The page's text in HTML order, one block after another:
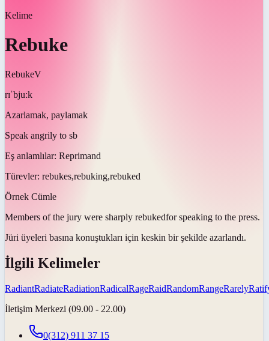
Kelime
Rebuke
RebukeV
rɪˈbjuːk
Azarlamak, paylamak
Speak angrily to sb
Eş anlamlılar: Reprimand
Türevler: rebukes,rebuking,rebuked
Örnek Cümle
Members of the jury were sharply rebukedfor speaking to the press.
Jüri üyeleri basına konuştukları için keskin bir şekilde azarlandı.
İlgili Kelimeler
RadiantRadiateRadiationRadicalRageRaidRandomRangeRarely
İletişim Merkezi (09.00 - 22.00)
0(312) 911 37 15